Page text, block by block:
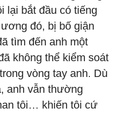
lại bắt đầu có tiếng
đó, bị bố giận
tìm đến anh một
không thể kiểm soát
vòng tay anh. Dù
anh vẫn thường
tôi… khiến tôi cứ